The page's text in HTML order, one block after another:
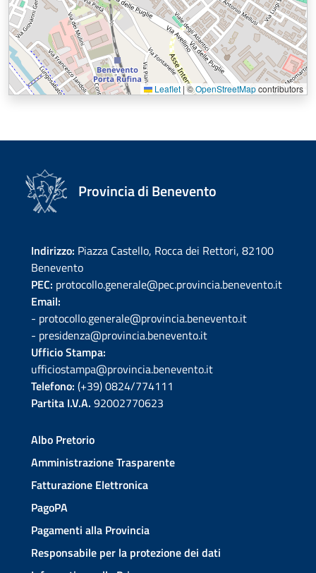
Leaflet |©OpenStreetMapcontributors
Provincia di Benevento
Indirizzo: Piazza Castello, Rocca dei Rettori, 82100
Benevento
PEC: protocollo.generale@pec.provincia.benevento.it
Email:
- protocollo.generale@provincia.benevento.it
- presidenza@provincia.benevento.it
Ufficio Stampa:
ufficiostampa@provincia.benevento.it
Telefono: (+39) 0824/774111
Partita I.V.A. 92002770623
Albo Pretorio
Amministrazione Trasparente
Fatturazione Elettronica
PagoPA
Pagamenti alla Provincia
Responsabile per la protezione dei dati